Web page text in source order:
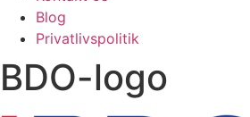
Blog
Privatlivspolitik
BDO-logo